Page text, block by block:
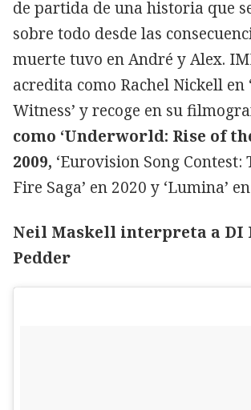
de partida de una historia que
sobre todo desde las
muerte tuvo en André y Alex.
acredita como Rachel Nickell en
Witness’ y recoge en su
como ‘Underworld: Rise of
2009, ‘Eurovision Song Contest:
Fire Saga’ en 2020 y ‘Lumina’
Neil Maskell interpreta a DI
Pedder